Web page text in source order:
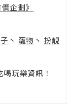
企劃》
丶 寵物 丶 扮靚
玩樂資訊！